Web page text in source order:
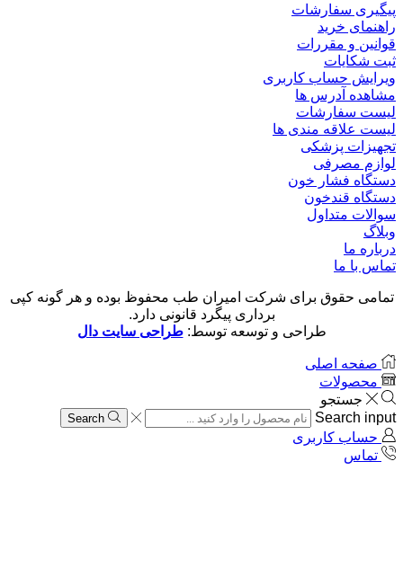
پیگیری سفارشات
راهنمای خرید
قوانین و مقررات
ثبت شکایات
ویرایش حساب کاربری
مشاهده آدرس ها
لیست سفارشات
لیست علاقه مندی ها
تجهیزات پزشکی
لوازم مصرفی
دستگاه فشار خون
دستگاه قندخون
سوالات متداول
وبلاگ
درباره ما
تماس با ما
تمامی حقوق برای شرکت امیران طب محفوظ بوده و هر گونه کپی
برداری پیگرد قانونی دارد.
طراحی و توسعه توسط:طراحی سایت دال
صفحه اصلی
محصولات
جستجو
Search input
Search
حساب کاربری
تماس